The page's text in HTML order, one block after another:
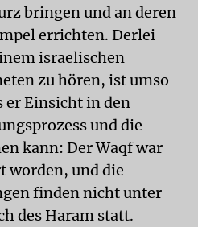
bringen und an deren
errichten. Derlei
israelischen
zu hören, ist umso
er Einsicht in den
und die
kann: Der Waqf war
und die
finden nicht unter
des Haram statt.